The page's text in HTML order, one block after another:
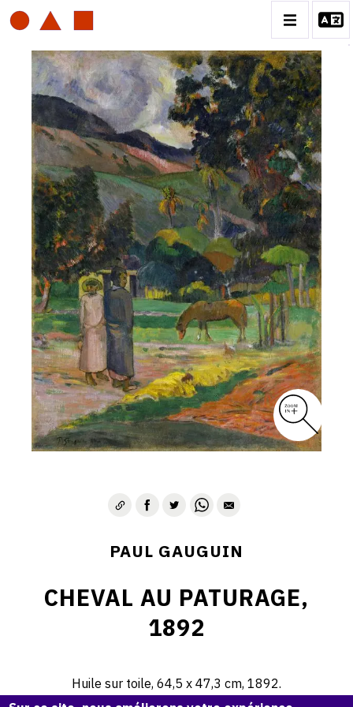
PAUL GAUGUIN
BIOGRAPHIE
CATALOGUE DES OEUVRES
ESTAMPE
PEINTURE
CONTACT
PAUL GAUGUIN
CHEVAL AU PATURAGE,
1892
Huile sur toile, 64,5 x 47,3 cm, 1892.